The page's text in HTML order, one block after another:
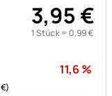
3,95€
1 Stück = 0,99€
€)
11,6 %